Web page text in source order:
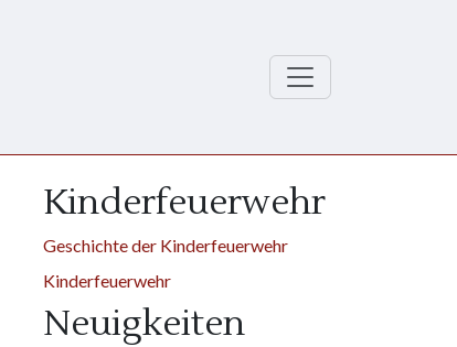
Kinderfeuerwehr
Geschichte der Kinderfeuerwehr
Kinderfeuerwehr
Neuigkeiten